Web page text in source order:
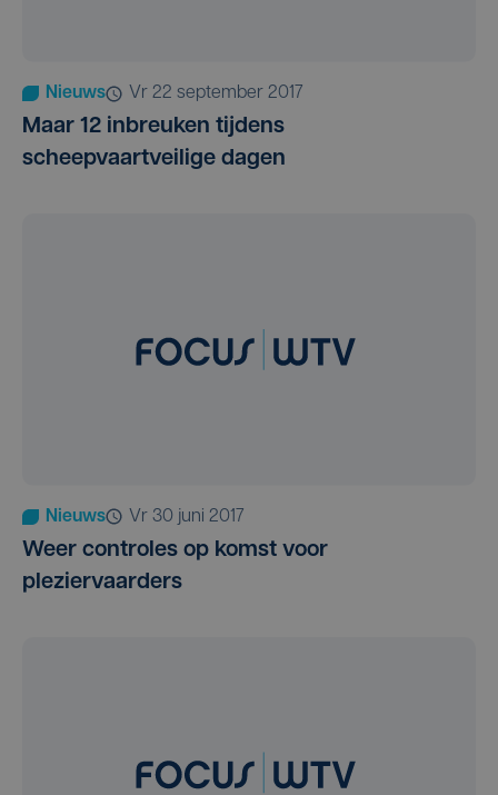
Nieuws vr 22 september 2017
Maar 12 inbreuken tijdens
scheepvaartveilige dagen
Nieuws vr 30 juni 2017
Weer controles op komst voor
pleziervaarders